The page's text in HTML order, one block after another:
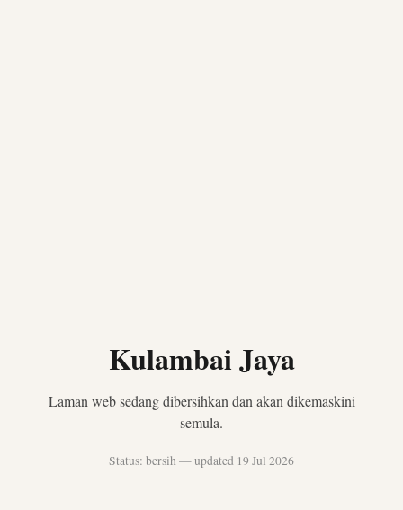
Kulambai Jaya
Laman web sedang dibersihkan dan akan dikemaskini
semula.
Status: bersih — updated 19 Jul 2026